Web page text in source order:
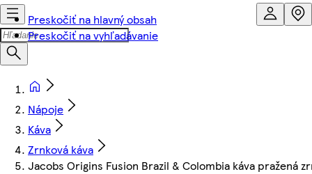
Preskočiť na hlavný obsah
Preskočiť na vyhľadávanie
Nápoje
Káva
Zrnková káva
Jacobs Origins Fusion Brazil & Colombia káva pražená